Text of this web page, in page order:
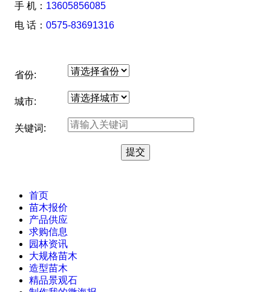
手 机： 13605856085
电 话： 0575-83691316
省份:
城市:
关键词:
首页
苗木报价
产品供应
求购信息
园林资讯
大规格苗木
造型苗木
精品景观石